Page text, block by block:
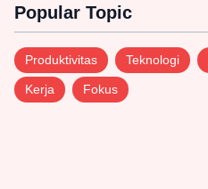
Popular Topic
Produktivitas Teknologi
Kerja Fokus